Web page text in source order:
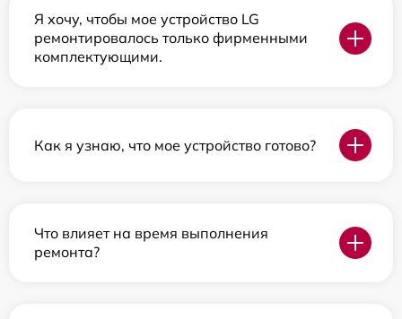
Я хочу, чтобы мое устройство LG
ремонтировалось только фирменными
комплектующими.
Как я узнаю, что мое устройство готово?
Что влияет на время выполнения
ремонта?